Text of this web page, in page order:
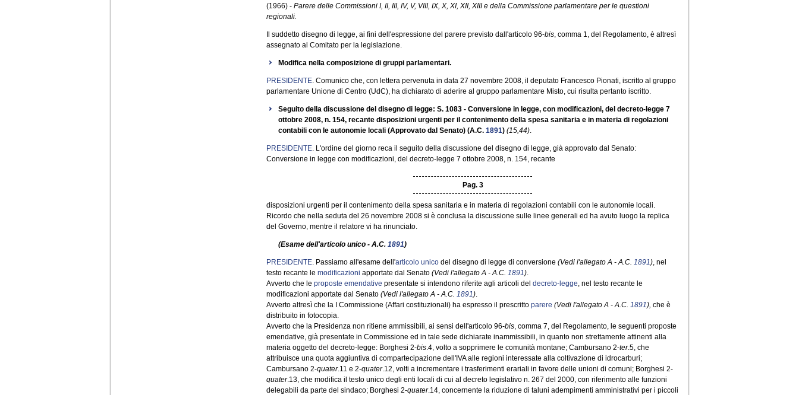
(1966) - Parere delle Commissioni I, II, III, IV, V, VIII, IX, X, XI, XII, XIII e della Commissione parlamentare per le questioni
regionali.
Il suddetto disegno di legge, ai fini dell'espressione del parere previsto dall'articolo 96-bis, comma 1, del Regolamento, è altresì
assegnato al Comitato per la legislazione.
Modifica nella composizione di gruppi parlamentari.
PRESIDENTE. Comunico che, con lettera pervenuta in data 27 novembre 2008, il deputato Francesco Pionati, iscritto al gruppo
parlamentare Unione di Centro (UdC), ha dichiarato di aderire al gruppo parlamentare Misto, cui risulta pertanto iscritto.
Seguito della discussione del disegno di legge: S. 1083 - Conversione in legge, con modificazioni, del decreto-legge 7
ottobre 2008, n. 154, recante disposizioni urgenti per il contenimento della spesa sanitaria e in materia di regolazioni
contabili con le autonomie locali (Approvato dal Senato) (A.C. 1891) (15,44).
PRESIDENTE. L'ordine del giorno reca il seguito della discussione del disegno di legge, già approvato dal Senato:
Conversione in legge con modificazioni, del decreto-legge 7 ottobre 2008, n. 154, recante
Pag. 3
disposizioni urgenti per il contenimento della spesa sanitaria e in materia di regolazioni contabili con le autonomie locali.
Ricordo che nella seduta del 26 novembre 2008 si è conclusa la discussione sulle linee generali ed ha avuto luogo la replica
del Governo, mentre il relatore vi ha rinunciato.
(Esame dell'articolo unico - A.C. 1891)
PRESIDENTE. Passiamo all'esame dell'articolo unico del disegno di legge di conversione (Vedi l'allegato A - A.C. 1891), nel
testo recante le modificazioni apportate dal Senato (Vedi l'allegato A - A.C. 1891).
Avverto che le proposte emendative presentate si intendono riferite agli articoli del decreto-legge, nel testo recante le
modificazioni apportate dal Senato (Vedi l'allegato A - A.C. 1891).
Avverto altresì che la I Commissione (Affari costituzionali) ha espresso il prescritto parere (Vedi l'allegato A - A.C. 1891), che è
distribuito in fotocopia.
Avverto che la Presidenza non ritiene ammissibili, ai sensi dell'articolo 96-bis, comma 7, del Regolamento, le seguenti proposte
emendative, già presentate in Commissione ed in tale sede dichiarate inammissibili, in quanto non strettamente attinenti alla
materia oggetto del decreto-legge: Borghesi 2-bis.4, volto a sopprimere le comunità montane; Cambursano 2-ter.5, che
attribuisce una quota aggiuntiva di compartecipazione dell'IVA alle regioni interessate alla coltivazione di idrocarburi;
Cambursano 2-quater.11 e 2-quater.12, volti a incrementare i trasferimenti erariali in favore delle unioni di comuni; Borghesi 2-
quater.13, che modifica il testo unico degli enti locali di cui al decreto legislativo n. 267 del 2000, con riferimento alle funzioni
delegabili da parte del sindaco; Borghesi 2-quater.14, concernente la riduzione di taluni adempimenti amministrativi per i piccoli